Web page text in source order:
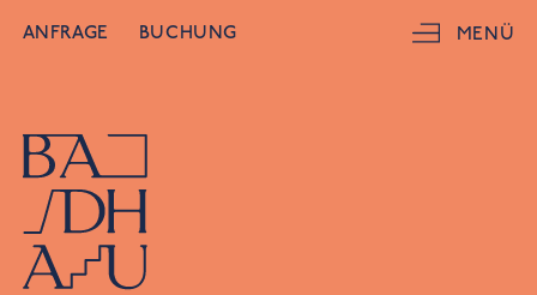
ANFRAGE BUCHUNG MENÜ